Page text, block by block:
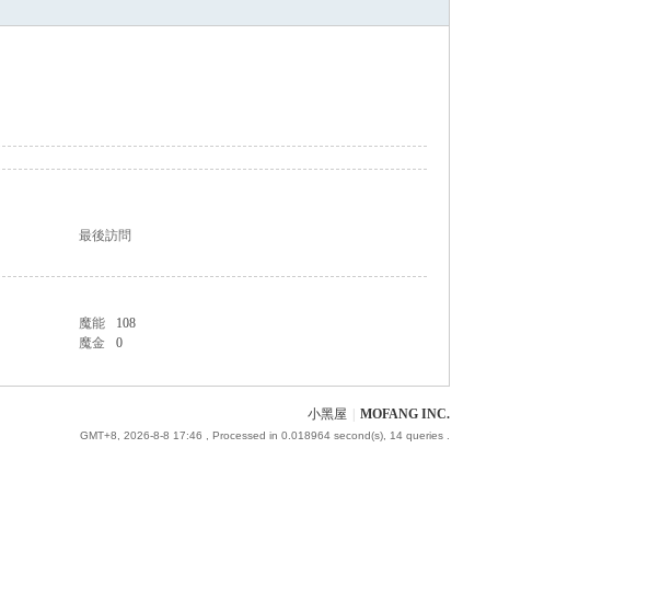
最後訪問
魔能
108
魔金 0
小黑屋 MOFANG INC.
GMT+8, 2026-8-8 17:46 , Processed in 0.018964 second(s), 14 queries .